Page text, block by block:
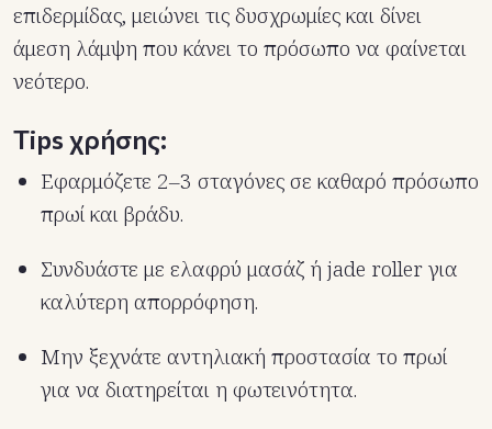
επιδερμίδας, μειώνει τις δυσχρωμίες και δίνει
άμεση λάμψη που κάνει το πρόσωπο να φαίνεται
νεότερο.
Tips χρήσης:
Εφαρμόζετε 2–3 σταγόνες σε καθαρό πρόσωπο
πρωί και βράδυ.
Συνδυάστε με ελαφρύ μασάζ ή jade roller για
καλύτερη απορρόφηση.
Μην ξεχνάτε αντηλιακή προστασία το πρωί
για να διατηρείται η φωτεινότητα.